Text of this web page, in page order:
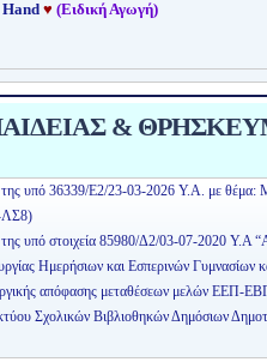
♥ (Ειδική Αγωγή)
&
υπό 36339/Ε2/23-03-2026 Υ.Α. με θέμα:
υπό στοιχεία 85980/Δ2/03-07-2020 Υ.Α
Ημερήσιων και Εσπερινών Γυμνασίων
απόφασης μεταθέσεων μελών ΕΕΠ-
Σχολικών Βιβλιοθηκών Δημόσιων